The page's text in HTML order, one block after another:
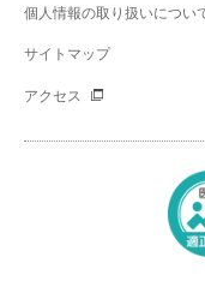
個人情報の取り扱いについ
サイトマップ
アクセス